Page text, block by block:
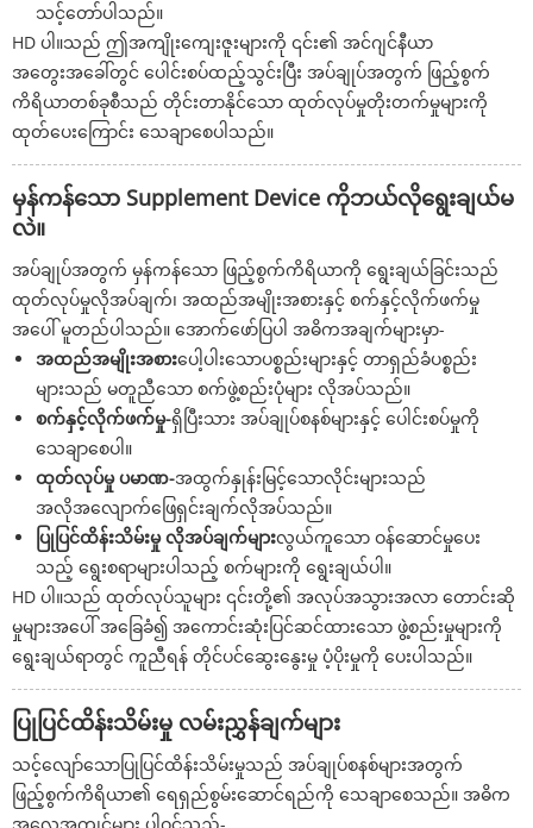
သင့်တော်ပါသည်။
HD ပါ။သည် ဤအကျိုးကျေးဇူးများကို ၎င်း၏ အင်ဂျင်နီယာ
အတွေးအခေါ်တွင် ပေါင်းစပ်ထည့်သွင်းပြီး အပ်ချုပ်အတွက် ဖြည့်စွက်
ကိရိယာတစ်ခုစီသည် တိုင်းတာနိုင်သော ထုတ်လုပ်မှုတိုးတက်မှုများကို
ထုတ်ပေးကြောင်း သေချာစေပါသည်။
မှန်ကန်သော Supplement Device ကိုဘယ်လိုရွေးချယ်မ
လဲ။
အပ်ချုပ်အတွက် မှန်ကန်သော ဖြည့်စွက်ကိရိယာကို ရွေးချယ်ခြင်းသည်
ထုတ်လုပ်မှုလိုအပ်ချက်၊ အထည်အမျိုးအစားနှင့် စက်နှင့်လိုက်ဖက်မှု
အပေါ် မူတည်ပါသည်။ အောက်ဖော်ပြပါ အဓိကအချက်များမှာ-
အထည်အမျိုးအစားပေါ့ပါးသောပစ္စည်းများနှင့် တာရှည်ခံပစ္စည်း
များသည် မတူညီသော စက်ဖွဲ့စည်းပုံများ လိုအပ်သည်။
စက်နှင့်လိုက်ဖက်မှု-ရှိပြီးသား အပ်ချုပ်စနစ်များနှင့် ပေါင်းစပ်မှုကို
သေချာစေပါ။
ထုတ်လုပ်မှု ပမာဏ-အထွက်နှုန်းမြင့်သောလိုင်းများသည်
အလိုအလျောက်ဖြေရှင်းချက်လိုအပ်သည်။
ပြုပြင်ထိန်းသိမ်းမှု လိုအပ်ချက်များလွယ်ကူသော ဝန်ဆောင်မှုပေး
သည့် ရွေးစရာများပါသည့် စက်များကို ရွေးချယ်ပါ။
HD ပါ။သည် ထုတ်လုပ်သူများ ၎င်းတို့၏ အလုပ်အသွားအလာ တောင်းဆို
မှုများအပေါ် အခြေခံ၍ အကောင်းဆုံးပြင်ဆင်ထားသော ဖွဲ့စည်းမှုများကို
ရွေးချယ်ရာတွင် ကူညီရန် တိုင်ပင်ဆွေးနွေးမှု ပံ့ပိုးမှုကို ပေးပါသည်။
ပြုပြင်ထိန်းသိမ်းမှု လမ်းညွှန်ချက်များ
သင့်လျော်သောပြုပြင်ထိန်းသိမ်းမှုသည် အပ်ချုပ်စနစ်များအတွက်
ဖြည့်စွက်ကိရိယာ၏ ရေရှည်စွမ်းဆောင်ရည်ကို သေချာစေသည်။ အဓိက